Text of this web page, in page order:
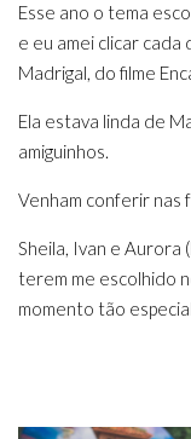
Esse ano o tema
e eu amei clicar
Madrigal, do filme
Ela estava linda de
amiguinhos.
Venham conferir nas
Sheila, Ivan e Aurora
terem me escolhido
momento tão